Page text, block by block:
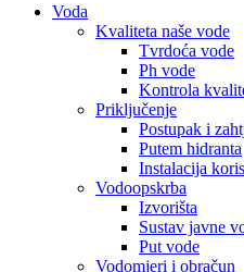
Voda
Kvaliteta naše vode
Tvrdoća vode
Ph vode
Kontrola
Priključenje
Postupak i
Putem hidranta
Instalacija
Vodoopskrba
Izvorišta
Sustav javne
Put vode
Vodomjeri i obračun